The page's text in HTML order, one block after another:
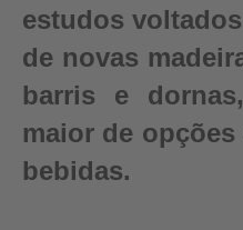
estudos
de novas
barris e
maior de
bebidas.